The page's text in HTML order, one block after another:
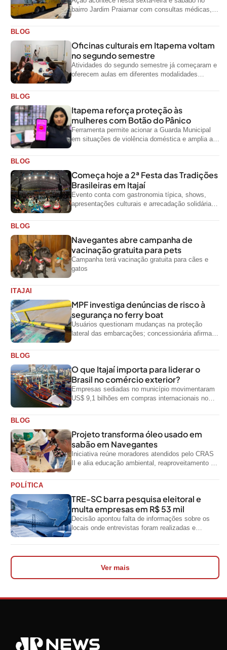
bairro Jardim Praiamar com consultas médicas,
BLOG
Oficinas culturais em Itapema voltam
no segundo semestre
Atividades do segundo semestre já começaram e
oferecem aulas em diferentes modalidades
BLOG
Itapema reforça proteção às
mulheres com Botão do Pânico
Ferramenta permite acionar a Guarda Municipal
em situações de violência doméstica e amplia a
BLOG
Começa hoje a 2ª Festa das Tradições
Brasileiras em Itajaí
Evento conta com gastronomia típica, shows,
apresentações culturais e arrecadação solidária
BLOG
Navegantes abre campanha de
vacinação gratuita para pets
Campanha terá vacinação gratuita para cães e
gatos
ITAJAI
MPF investiga denúncias de risco à
segurança no ferry boat
Usuários questionam mudanças na proteção
lateral das embarcações; concessionária afirma
BLOG
O que Itajaí importa para liderar o
Brasil no comércio exterior?
Empresas sediadas no município movimentaram
US$ 9,1 bilhões em compras internacionais no
BLOG
Projeto transforma óleo usado em
sabão em Navegantes
Iniciativa reúne moradores atendidos pelo CRAS
II e alia educação ambiental, reaproveitamento de
POLÍTICA
TRE-SC barra pesquisa eleitoral e
multa empresas em R$ 53 mil
Decisão apontou falta de informações sobre os
locais onde entrevistas foram realizadas e
Ver mais